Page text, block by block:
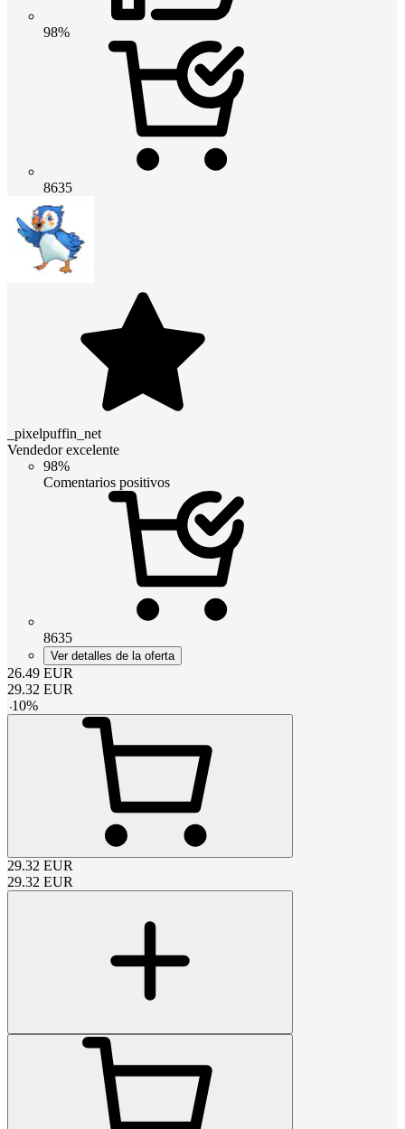
98%
8635
_pixelpuffin_net
Vendedor excelente
98%
Comentarios positivos
8635
Ver detalles de la oferta
26.49 EUR
29.32 EUR
-10%
29.32 EUR
29.32 EUR